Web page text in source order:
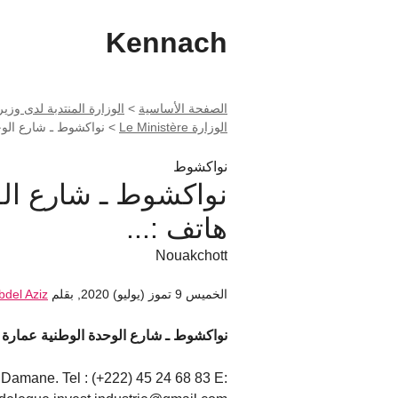
Kennach
الصفحة الأساسية > الوزارة المنتدبة لدى
الوزارة Le Ministère
> نواكشوط ـ شارع
نواكشوط
نواكشوط ـ شارع
هاتف :...
Nouakchott
الخميس 9 تموز (يوليو) 2020 بقلم Aziz
نواكشوط ـ شارع الوحدة الوطنية عمارة الضمان
Tel : (+222) 45 24 68 83 E: